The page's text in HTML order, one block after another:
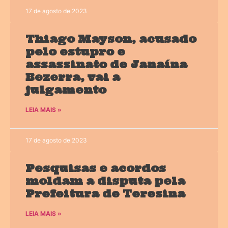
17 de agosto de 2023
Thiago Mayson, acusado
pelo estupro e
assassinato de Janaína
Bezerra, vai a
julgamento
LEIA MAIS »
17 de agosto de 2023
Pesquisas e acordos
moldam a disputa pela
Prefeitura de Teresina
LEIA MAIS »